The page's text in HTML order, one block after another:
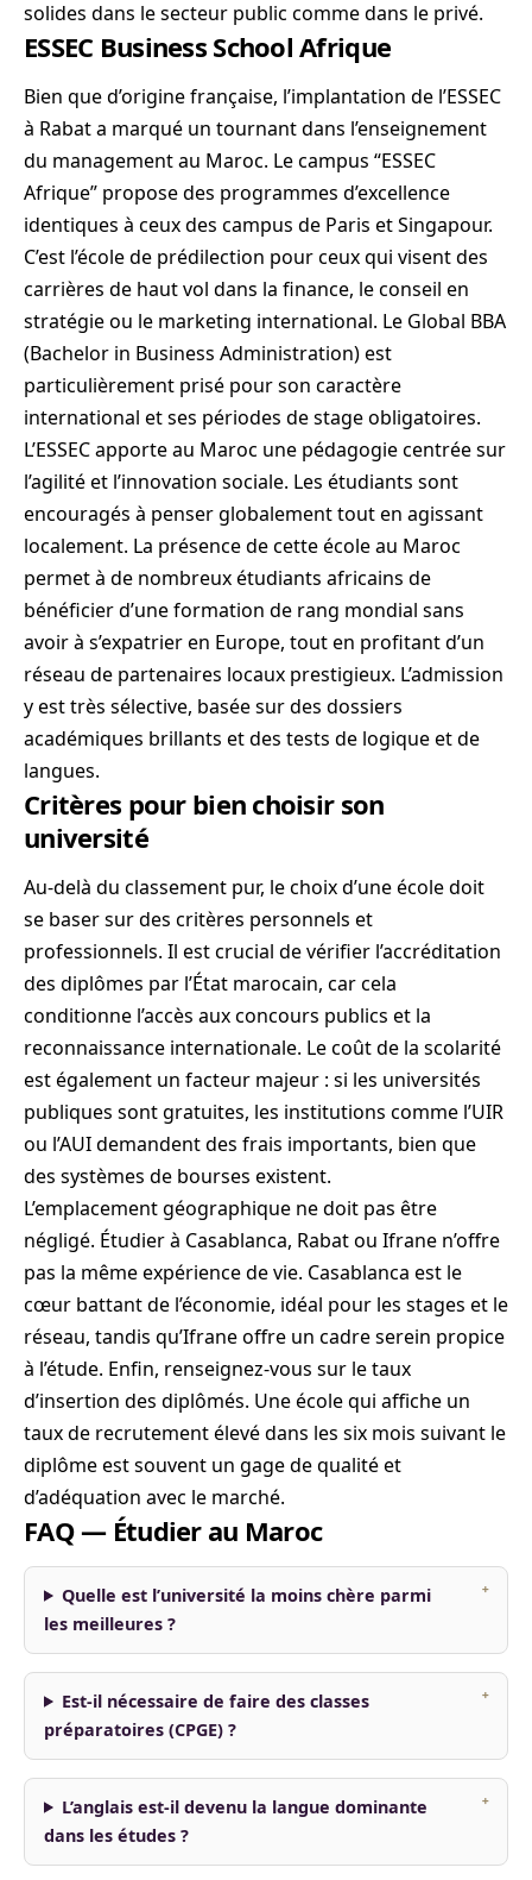
solides dans le secteur public comme dans le privé.
ESSEC Business School Afrique
Bien que d’origine française, l’implantation de l’ESSEC
à Rabat a marqué un tournant dans l’enseignement
du management au Maroc. Le campus “ESSEC
Afrique” propose des programmes d’excellence
identiques à ceux des campus de Paris et Singapour.
C’est l’école de prédilection pour ceux qui visent des
carrières de haut vol dans la finance, le conseil en
stratégie ou le marketing international. Le Global BBA
(Bachelor in Business Administration) est
particulièrement prisé pour son caractère
international et ses périodes de stage obligatoires.
L’ESSEC apporte au Maroc une pédagogie centrée sur
l’agilité et l’innovation sociale. Les étudiants sont
encouragés à penser globalement tout en agissant
localement. La présence de cette école au Maroc
permet à de nombreux étudiants africains de
bénéficier d’une formation de rang mondial sans
avoir à s’expatrier en Europe, tout en profitant d’un
réseau de partenaires locaux prestigieux. L’admission
y est très sélective, basée sur des dossiers
académiques brillants et des tests de logique et de
langues.
Critères pour bien choisir son
université
Au-delà du classement pur, le choix d’une école doit
se baser sur des critères personnels et
professionnels. Il est crucial de vérifier l’accréditation
des diplômes par l’État marocain, car cela
conditionne l’accès aux concours publics et la
reconnaissance internationale. Le coût de la scolarité
est également un facteur majeur : si les universités
publiques sont gratuites, les institutions comme l’UIR
ou l’AUI demandent des frais importants, bien que
des systèmes de bourses existent.
L’emplacement géographique ne doit pas être
négligé. Étudier à Casablanca, Rabat ou Ifrane n’offre
pas la même expérience de vie. Casablanca est le
cœur battant de l’économie, idéal pour les stages et le
réseau, tandis qu’Ifrane offre un cadre serein propice
à l’étude. Enfin, renseignez-vous sur le taux
d’insertion des diplômés. Une école qui affiche un
taux de recrutement élevé dans les six mois suivant le
diplôme est souvent un gage de qualité et
d’adéquation avec le marché.
FAQ — Étudier au Maroc
Quelle est l’université la moins chère parmi
les meilleures ?
Est-il nécessaire de faire des classes
préparatoires (CPGE) ?
L’anglais est-il devenu la langue dominante
dans les études ?